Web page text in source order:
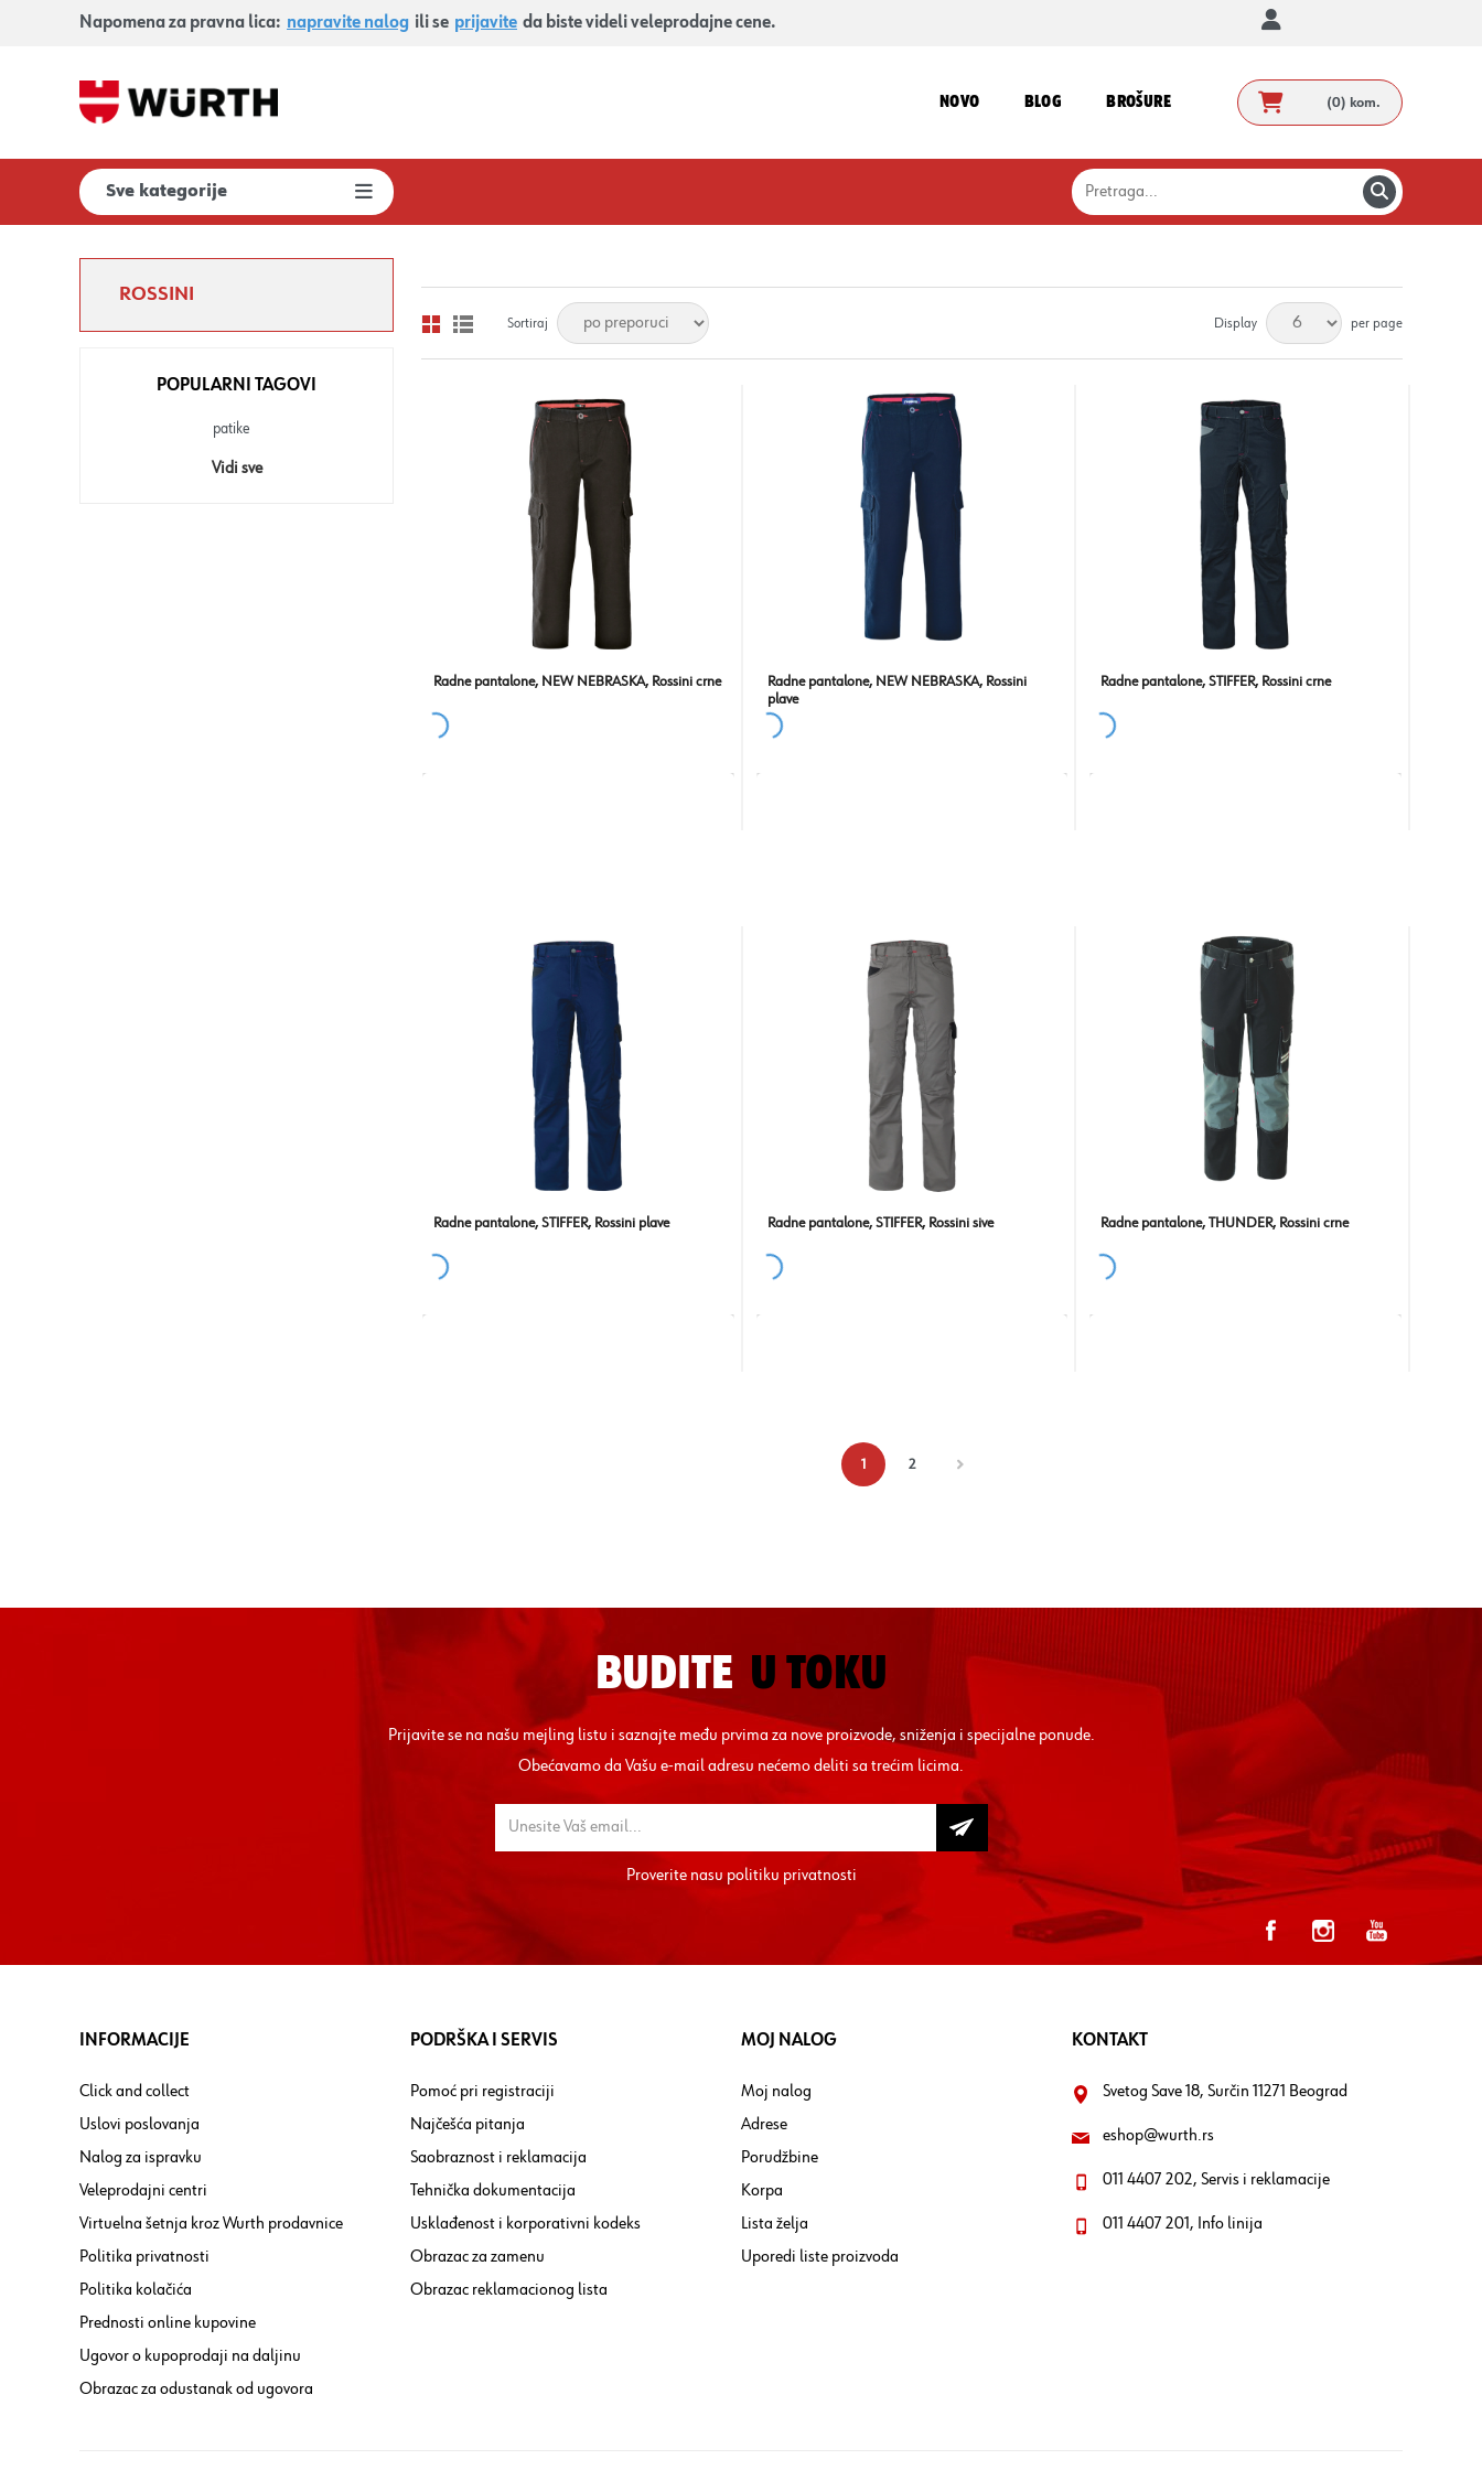
Napomena za pravna lica: napravite nalog ili se prijavite da biste videli veleprodajne cene.
NOVO BLOG BROŠURE (0) kom.
Sve kategorije
Display per page
Sortiraj
Radne pantalone, NEW NEBRASKA, Rossini crne
Radne pantalone, NEW NEBRASKA, Rossini
plave
Radne pantalone, STIFFER, Rossini crne
Radne pantalone, STIFFER, Rossini plave Radne pantalone, STIFFER, Rossini sive Radne pantalone, THUNDER, Rossini crne
1 2
ROSSINI
POPULARNI TAGOVI
patike
Vidi sve
BUDITE U TOKU
Prijavite se na našu mejling listu i saznajte među prvima za nove proizvode, sniženja i specijalne ponude.
Obećavamo da Vašu e-mail adresu nećemo deliti sa trećim licima.
Proverite nasupolitiku privatnosti
INFORMACIJE
Click and collect
Uslovi poslovanja
Nalog za ispravku
Veleprodajni centri
Virtuelna šetnja kroz Wurth prodavnice
Politika privatnosti
Politika kolačića
Prednosti online kupovine
Ugovor o kupoprodaji na daljinu
Obrazac za odustanak od ugovora
PODRŠKA I SERVIS
Pomoć pri registraciji
Najčešća pitanja
Saobraznost i reklamacija
Tehnička dokumentacija
Usklađenost i korporativni kodeks
Obrazac za zamenu
Obrazac reklamacionog lista
MOJ NALOG
Moj nalog
Adrese
Porudžbine
Korpa
Lista želja
Uporedi liste proizvoda
KONTAKT
Svetog Save 18, Surčin 11271 Beograd
eshop@wurth.rs
011 4407 202, Servis i reklamacije
011 4407 201, Info linija